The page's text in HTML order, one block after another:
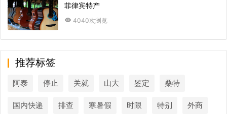
菲律宾特产
4040次浏览
推荐标签
阿泰 停止 关就 山大 鉴定 桑特
国内快递 排查 寒暑假 时限 特别 外商